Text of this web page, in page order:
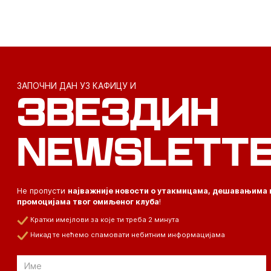
ЗАПОЧНИ ДАН УЗ КАФИЦУ И
ЗВЕЗДИН
Не пропусти најважније новости о утакмицама, дешавањима
промоцијама твог омиљеног клуба!
Кратки имејлови за које ти треба 2 минута
Никад те нећемо спамовати небитним информацијама
Email